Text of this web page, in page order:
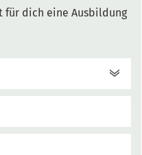
für dich eine Ausbildung